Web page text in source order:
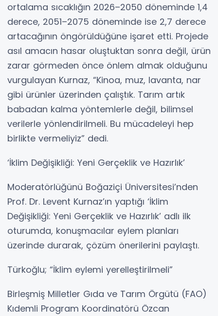
ortalama sıcaklığın 2026–2050 döneminde 1,4
derece, 2051–2075 döneminde ise 2,7 derece
artacağının öngörüldüğüne işaret etti. Projede
asıl amacın hasar oluştuktan sonra değil, ürün
zarar görmeden önce önlem almak olduğunu
vurgulayan Kurnaz, “Kinoa, muz, lavanta, nar
gibi ürünler üzerinden çalıştık. Tarım artık
babadan kalma yöntemlerle değil, bilimsel
verilerle yönlendirilmeli. Bu mücadeleyi hep
birlikte vermeliyiz” dedi.
‘İklim Değişikliği: Yeni Gerçeklik ve Hazırlık’
Moderatörlüğünü Boğaziçi Üniversitesi’nden
Prof. Dr. Levent Kurnaz’ın yaptığı ‘İklim
Değişikliği: Yeni Gerçeklik ve Hazırlık’ adlı ilk
oturumda, konuşmacılar eylem planları
üzerinde durarak, çözüm önerilerini paylaştı.
Türkoğlu; “İklim eylemi yerelleştirilmeli”
Birleşmiş Milletler Gıda ve Tarım Örgütü (FAO)
Kıdemli Program Koordinatörü Özcan